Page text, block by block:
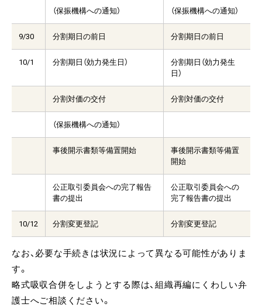
（保振機構への通知） （保振機構への通知）
9/30 分割期日の前日 分割期日の前日
10/1 分割期日（効力発生日）
分割期日（効力発生
日）
分割対価の交付 分割対価の交付
（保振機構への通知）
事後開示書類等備置開始
事後開示書類等備置
開始
公正取引委員会への完了報告
書の提出
公正取引委員会への
完了報告書の提出
10/12 分割変更登記 分割変更登記
なお、必要な手続きは状況によって異なる可能性がありま
す。
略式吸収合併をしようとする際は、組織再編にくわしい弁
護士へご相談ください。